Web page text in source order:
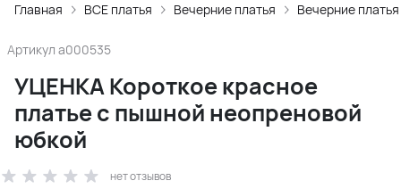
Главная ВСЕ платья Вечерние платья Вечерние
Артикул a000535
УЦЕНКА Короткое красное
платье с пышной неопреновой
юбкой
нет отзывов